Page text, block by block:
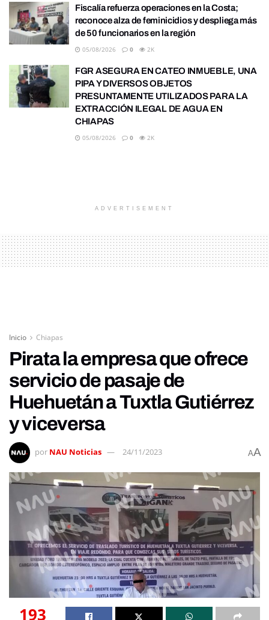
Fiscalía refuerza operaciones en la Costa;
reconoce alza de feminicidios y despliega más
de 50 funcionarios en la región
05/08/2026 0 2K
FGR ASEGURA EN CATEO INMUEBLE, UNA
PIPA Y DIVERSOS OBJETOS
PRESUNTAMENTE UTILIZADOS PARA LA
EXTRACCIÓN ILEGAL DE AGUA EN
CHIAPAS
05/08/2026 0 2K
ADVERTISEMENT
Inicio Chiapas
Pirata la empresa que ofrece
servicio de pasaje de
Huehuetán a Tuxtla Gutiérrez
y viceversa
por NAU Noticias 24/11/2023 AA
193